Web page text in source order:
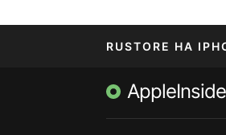
RUSTORE НА